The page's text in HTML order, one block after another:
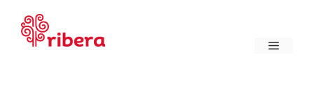
contenido
Menú